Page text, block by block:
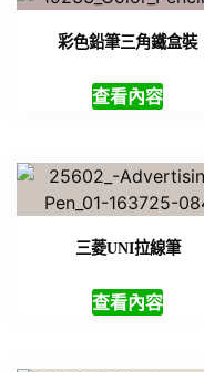
彩色鉛筆三角鐵盒裝
查看內容
三菱UNI拉線筆
查看內容